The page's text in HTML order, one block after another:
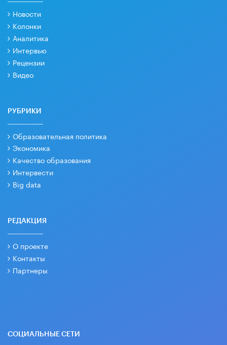
Новости
Колонки
Аналитика
Интервью
Рецензии
Видео
РУБРИКИ
Образовательная политика
Экономика
Качество образования
Интервести
Big data
РЕДАКЦИЯ
О проекте
Контакты
Партнеры
СОЦИАЛЬНЫЕ СЕТИ